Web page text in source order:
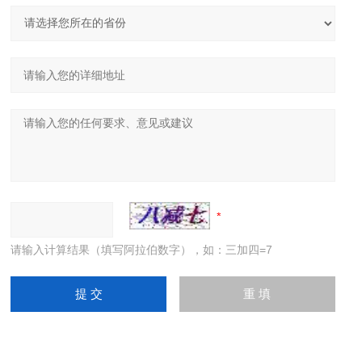
请输入计算结果（填写阿拉伯数字），如：三加四=7